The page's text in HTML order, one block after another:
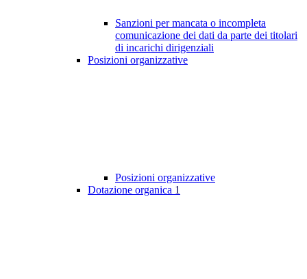
Sanzioni per mancata o incompleta
comunicazione dei dati da parte dei titolari
di incarichi dirigenziali
Posizioni organizzative
Posizioni organizzative
Dotazione organica 1